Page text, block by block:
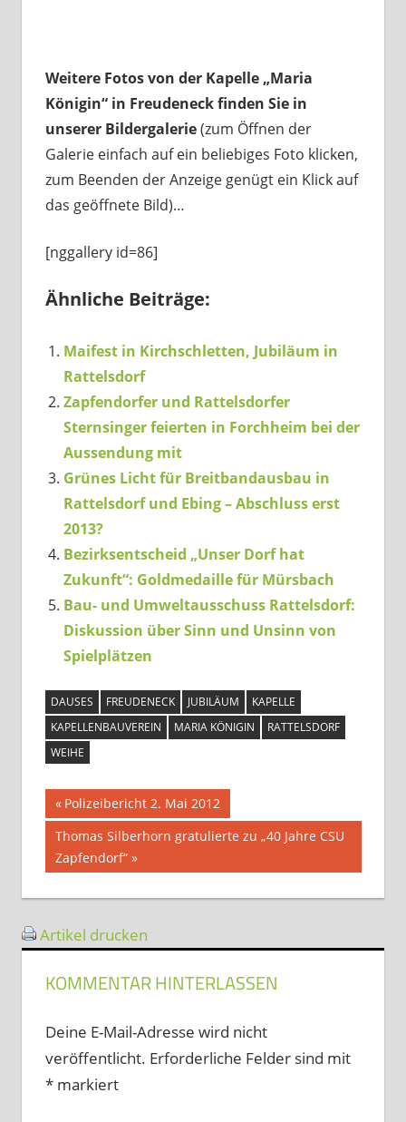
Weitere Fotos von der Kapelle „Maria
Königin“ in Freudeneck finden Sie in
unserer Bildergalerie(zum Öffnen der
Galerie einfach auf ein beliebiges Foto klicken,
zum Beenden der Anzeige genügt ein Klick auf
das geöffnete Bild)…
[nggallery id=86]
Ähnliche Beiträge:
Maifest in Kirchschletten, Jubiläum in
Rattelsdorf
Zapfendorfer und Rattelsdorfer
Sternsinger feierten in Forchheim bei der
Aussendung mit
Grünes Licht für Breitbandausbau in
Rattelsdorf und Ebing – Abschluss erst
2013?
Bezirksentscheid „Unser Dorf hat
Zukunft“: Goldmedaille für Mürsbach
Bau- und Umweltausschuss Rattelsdorf:
Diskussion über Sinn und Unsinn von
Spielplätzen
DAUSES FREUDENECK JUBILÄUM
KAPELLE
KAPELLENBAUVEREIN
MARIA KÖNIGIN
RATTELSDORF
WEIHE
Beitragsnavigation
Vorheriger
Beitrag:
Polizeibericht 2. Mai 2012
Nächster
Beitrag:
Thomas Silberhorn gratulierte zu „40 Jahre CSU
Zapfendorf“
Artikel drucken
KOMMENTAR HINTERLASSEN
Deine E-Mail-Adresse wird nicht
veröffentlicht. Erforderliche Felder sind mit
*markiert